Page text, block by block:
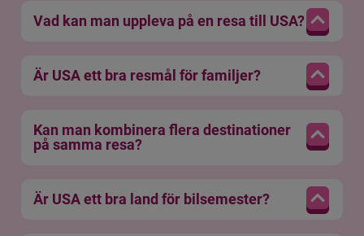
Vad kan man uppleva på en resa till USA?
Är USA ett bra resmål för familjer?
Kan man kombinera flera destinationer
på samma resa?
Är USA ett bra land för bilsemester?